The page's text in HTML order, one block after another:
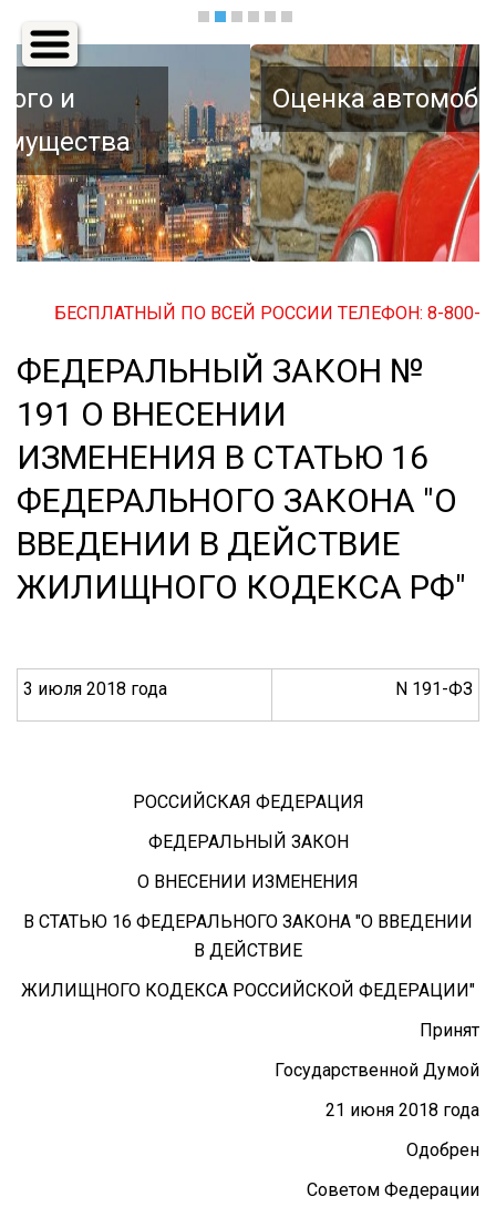
Основная
навигация
Оценка автомобиля
БЕСПЛАТНЫЙ ПО ВСЕЙ РОССИИ ТЕЛЕФОН: 8-800-
ФЕДЕРАЛЬНЫЙ ЗАКОН №
191 О ВНЕСЕНИИ
ИЗМЕНЕНИЯ В СТАТЬЮ 16
ФЕДЕРАЛЬНОГО ЗАКОНА "О
ВВЕДЕНИИ В ДЕЙСТВИЕ
ЖИЛИЩНОГО КОДЕКСА РФ"
3 июля 2018 года N 191-ФЗ
РОССИЙСКАЯ ФЕДЕРАЦИЯ
ФЕДЕРАЛЬНЫЙ ЗАКОН
О ВНЕСЕНИИ ИЗМЕНЕНИЯ
В СТАТЬЮ 16 ФЕДЕРАЛЬНОГО ЗАКОНА "О ВВЕДЕНИИ
В ДЕЙСТВИЕ
ЖИЛИЩНОГО КОДЕКСА РОССИЙСКОЙ ФЕДЕРАЦИИ"
Принят
Государственной Думой
21 июня 2018 года
Одобрен
Советом Федерации